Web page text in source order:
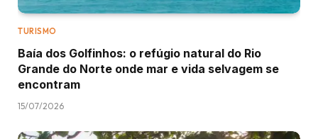
TURISMO
Baía dos Golfinhos: o refúgio natural do Rio
Grande do Norte onde mar e vida selvagem se
encontram
15/07/2026